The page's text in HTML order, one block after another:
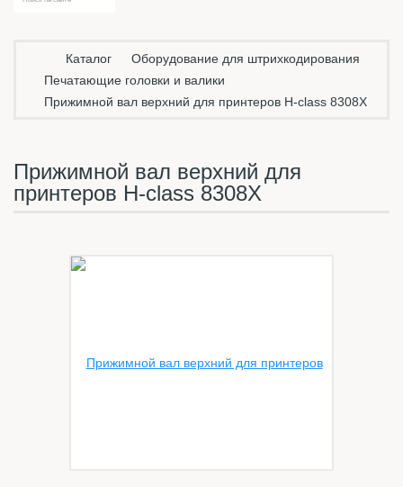
Каталог
Оборудование для штрихкодирования
Печатающие головки и валики
Прижимной вал верхний для принтеров H-class 8308X
Прижимной вал верхний для
принтеров H-class 8308X